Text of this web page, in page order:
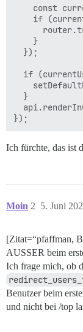
const
if
    }
  });
if
  }
Ich fürchte, das ist
Moin 5. Juni
2
[Zitat=“pfaffman,
AUSSER beim
Ich frage mich, ob
Benutzer beim
und nicht bei /top